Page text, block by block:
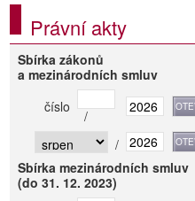
Právní akty
Sbírka zákonů
a mezinárodních smluv
číslo
/
/
Sbírka mezinárodních smluv
(do 31. 12. 2023)